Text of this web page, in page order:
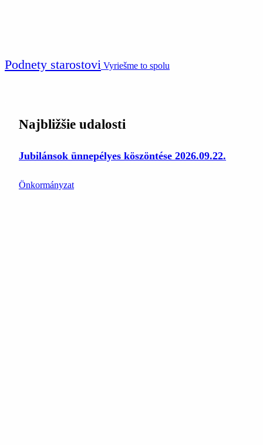
Podnety starostovi Vyriešme to spolu
Najbližšie udalosti
Jubilánsok ünnepélyes köszöntése 2026.09.22.
Önkormányzat